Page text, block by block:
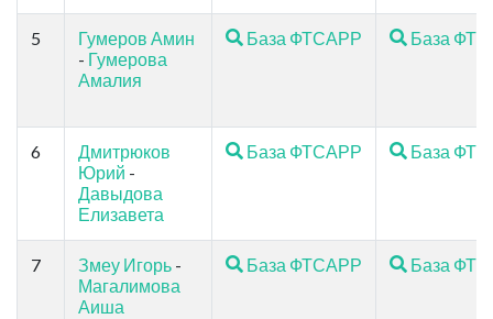
5
Гумеров Амин
- Гумерова
Амалия
База ФТСАРР База
6
Дмитрюков
Юрий -
Давыдова
Елизавета
База ФТСАРР База
7 Змеу Игорь -
Магалимова
Аиша
База ФТСАРР База